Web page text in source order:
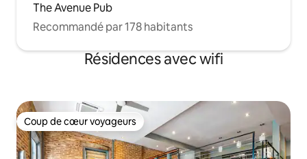
The Avenue Pub
Recommandé par 178 habitants
Résidences avec wifi
Coup de cœur voyageurs
Coup de cœur voyageurs